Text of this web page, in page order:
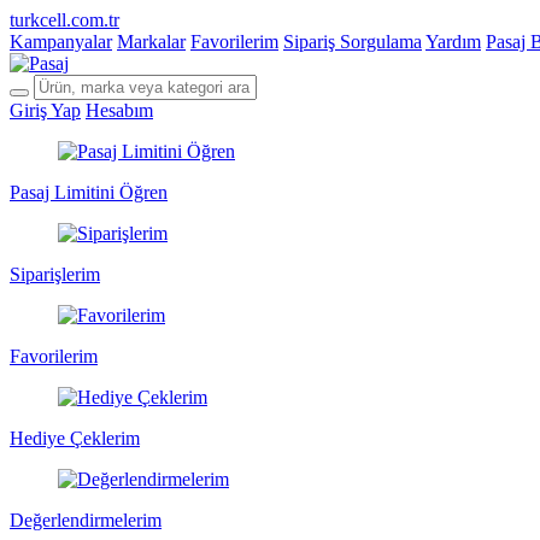
turkcell.com.tr
Kampanyalar Markalar Favorilerim Sipariş Sorgulama Yardım Pasaj
Giriş Yap Hesabım
Pasaj Limitini Öğren
Siparişlerim
Favorilerim
Hediye Çeklerim
Değerlendirmelerim